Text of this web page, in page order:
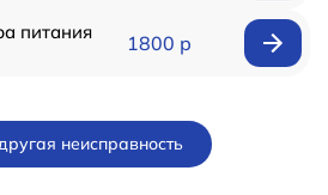
питания
1800 р
неисправность